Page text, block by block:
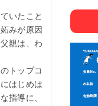
いたこと
みが原因
親は、わ
トップコ
はじめは
指導に、